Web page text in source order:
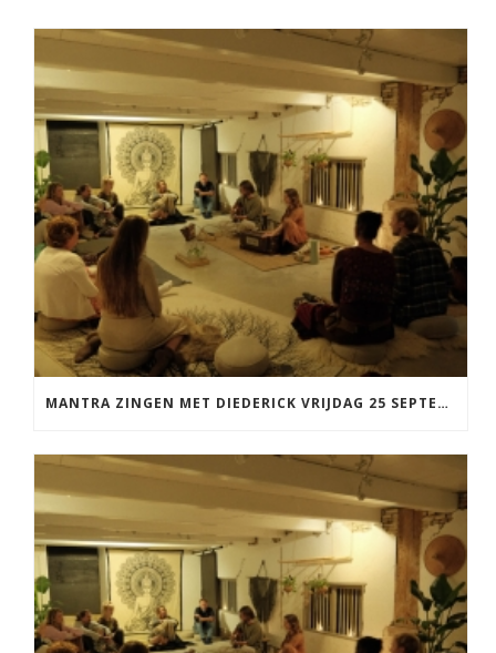
MANTRA ZINGEN MET DIEDERICK VRIJDAG 25 SEPTEMBER EN 20 NOVEMBER